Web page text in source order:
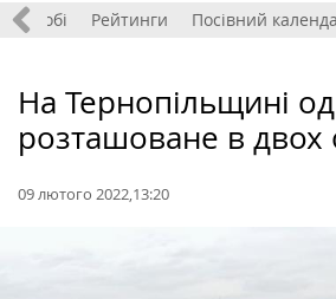
і хобі Рейтинги Посівний
На Тернопільщині
розташоване в двох
09 лютого 2022,13:20